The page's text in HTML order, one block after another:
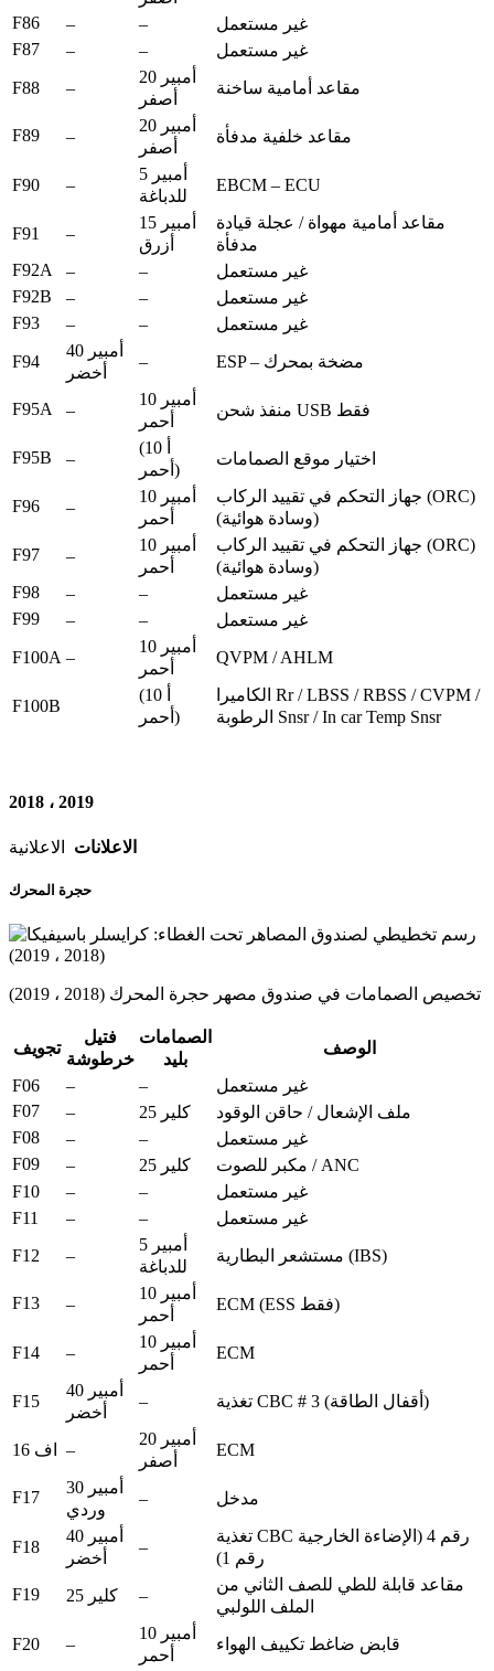
F86
– –
غير مستعمل
F87
– –
غير مستعمل
F88
–
20 أمبير
أصفر
مقاعد أمامية ساخنة
F89 –
20 أمبير
أصفر
مقاعد خلفية مدفأة
F90 –
5 أمبير
للدباغة
EBCM – ECU
F91 –
15 أمبير
أزرق
مقاعد أمامية مهواة / عجلة قيادة
مدفأة
F92A
– –
غير مستعمل
F92B
– –
غير مستعمل
F93
– –
غير مستعمل
F94
40 أمبير
أخضر
– ESP – مضخة بمحرك
F95A –
10 أمبير
أحمر
منفذ شحن USB فقط
F95B –
(10 أ
أحمر)
اختيار موقع الصمامات
F96 –
10 أمبير
أحمر
جهاز التحكم في تقييد الركاب (ORC)
(وسادة هوائية)
F97
–
10 أمبير
أحمر
جهاز التحكم في تقييد الركاب (ORC)
(وسادة هوائية)
F98
– –
غير مستعمل
F99
– –
غير مستعمل
F100A –
10 أمبير
أحمر
QVPM / AHLM
F100B
(10 أ
أحمر)
الكاميرا Rr / LBSS / RBSS / CVPM /
الرطوبة Snsr / In car Temp Snsr
2018 ، 2019
الاعلانات الاعلانية
حجرة المحرك
تخصيص الصمامات في صندوق مصهر حجرة المحرك (2018 ، 2019)
تجويف
فتيل
خرطوشة
الصمامات
بليد
الوصف
F06
– –
غير مستعمل
F07
– 25 كلير
ملف الإشعال / حاقن الوقود
F08
– –
غير مستعمل
F09
– 25 كلير
مكبر للصوت / ANC
F10
– –
غير مستعمل
F11
– –
غير مستعمل
F12
–
5 أمبير
للدباغة
مستشعر البطارية (IBS)
F13 –
10 أمبير
أحمر
ECM (ESS فقط)
F14 –
10 أمبير
أحمر
ECM
F15
40 أمبير
أخضر
– تغذية CBC # 3 (أقفال الطاقة)
اف 16 –
20 أمبير
أصفر
ECM
F17
30 أمبير
وردي
– مدخل
F18
40 أمبير
أخضر
–
تغذية CBC رقم 4 (الإضاءة الخارجية
رقم 1)
F19
25 كلير –
مقاعد قابلة للطي للصف الثاني من
الملف اللولبي
F20
–
10 أمبير
أحمر
قابض ضاغط تكييف الهواء